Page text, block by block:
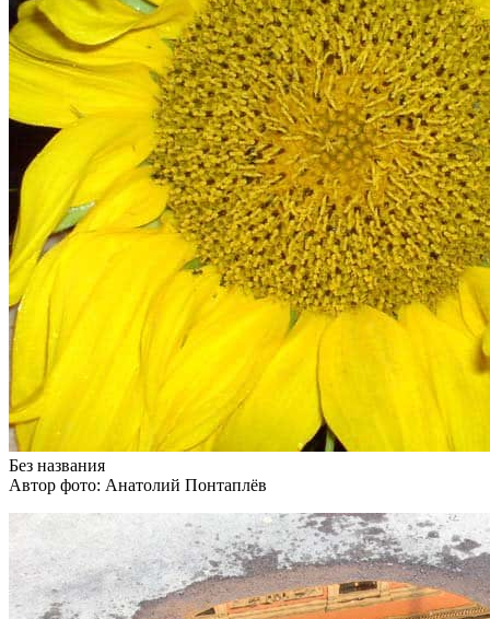
Без названия
Автор фото: Анатолий Понтаплёв